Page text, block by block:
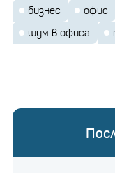
бизнес офис
шум в офиса